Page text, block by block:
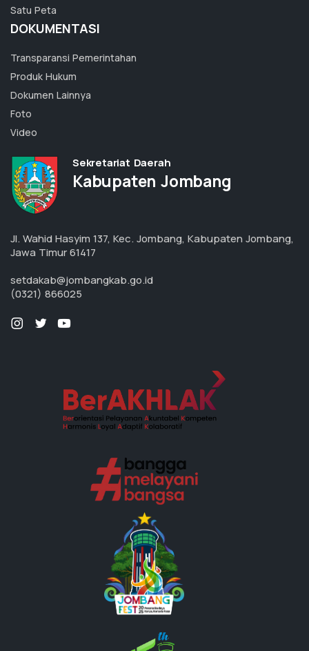
Satu Peta
DOKUMENTASI
Transparansi Pemerintahan
Produk Hukum
Dokumen Lainnya
Foto
Video
Sekretariat Daerah
Kabupaten Jombang
Jl. Wahid Hasyim 137, Kec. Jombang, Kabupaten Jombang,
Jawa Timur 61417
setdakab@jombangkab.go.id
(0321) 866025